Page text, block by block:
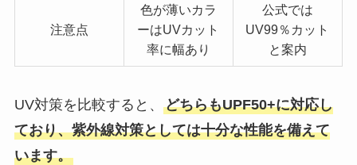
注意点
色が薄いカラ
ーはUVカット
率に幅あり
公式では
UV99％カット
と案内
UV対策を比較すると、 どちらもUPF50+に対応し
ており、紫外線対策としては十分な性能を備えて
います。